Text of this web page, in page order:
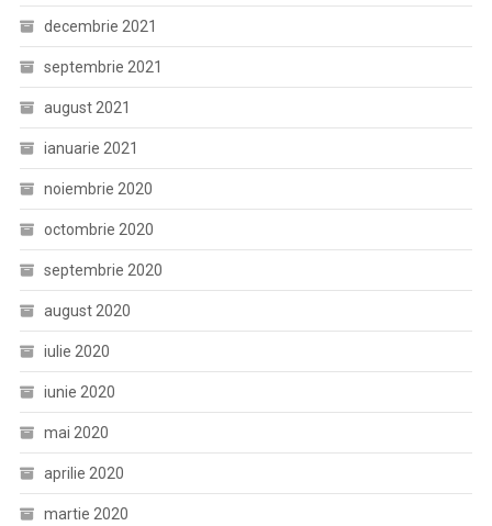
decembrie 2021
septembrie 2021
august 2021
ianuarie 2021
noiembrie 2020
octombrie 2020
septembrie 2020
august 2020
iulie 2020
iunie 2020
mai 2020
aprilie 2020
martie 2020